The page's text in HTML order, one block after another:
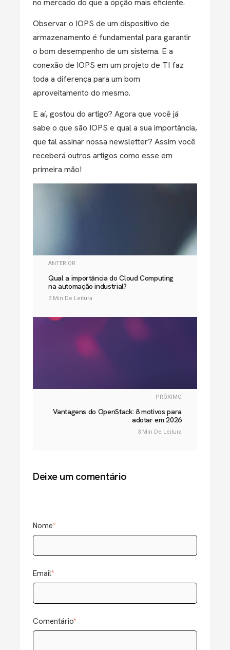
Observar o IOPS de um dispositivo de
armazenamento é fundamental para garantir
o bom desempenho de um sistema. E a
conexão de IOPS em um projeto de TI faz
toda a diferença para um bom
aproveitamento do mesmo.
E aí, gostou do artigo? Agora que você já
sabe o que são IOPS e qual a sua importância,
que tal assinar nossa newsletter? Assim você
receberá outros artigos como esse em
primeira mão!
ANTERIOR
Qual a importância do Cloud Computing
na automação industrial?
3 Min De Leitura
PRÓXIMO
Vantagens do OpenStack: 8 motivos para
adotar em 2026
3 Min De Leitura
Deixe um comentário
Nome*
Email*
Comentário*